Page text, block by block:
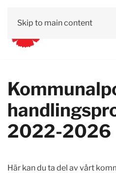
Skip to main content
2022-2026
Här kan du ta del av vårt